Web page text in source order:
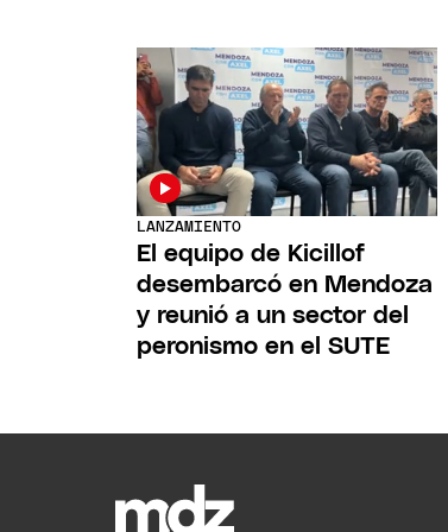
LANZAMIENTO
El equipo de Kicillof
desembarcó en Mendoza
y reunió a un sector del
peronismo en el SUTE